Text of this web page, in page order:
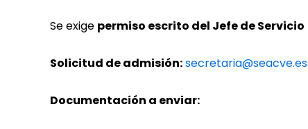
Se exige permiso escrito del Jefe de Servicio
Solicitud de admisión:secretaria@seacve.es
Documentación a enviar: